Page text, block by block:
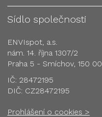
Sídlo společnosti
ENVIspot, a.s.
nám. 14. října 1307/2
Praha 5 - Smíchov, 150 00
IČ: 28472195
DIČ: CZ28472195
Prohlášení o cookies >